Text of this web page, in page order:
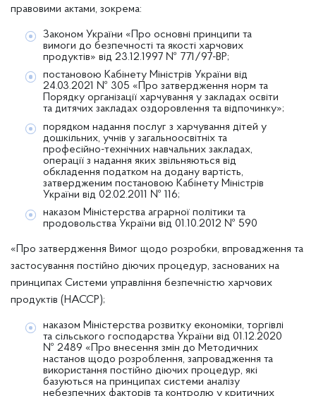
правовими актами, зокрема:
Законом України «Про основні принципи та
вимоги до безпечності та якості харчових
продуктів» від 23.12.1997 № 771/97-ВР;
постановою Кабінету Міністрів України від
24.03.2021 № 305 «Про затвердження норм та
Порядку організації харчування у закладах освіти
та дитячих закладах оздоровлення та відпочинку»;
порядком надання послуг з харчування дітей у
дошкільних, учнів у загальноосвітніх та
професійно-технічних навчальних закладах,
операції з надання яких звільняються від
обкладення податком на додану вартість,
затвердженим постановою Кабінету Міністрів
України від 02.02.2011 № 116;
наказом Міністерства аграрної політики та
продовольства України від 01.10.2012 № 590
«Про затвердження Вимог щодо розробки, впровадження та
застосування постійно діючих процедур, заснованих на
принципах Системи управління безпечністю харчових
продуктів (НАССР);
наказом Міністерства розвитку економіки, торгівлі
та сільського господарства України від 01.12.2020
№ 2489 «Про внесення змін до Методичних
настанов щодо розроблення, запровадження та
використання постійно діючих процедур, які
базуються на принципах системи аналізу
небезпечних факторів та контролю у критичних